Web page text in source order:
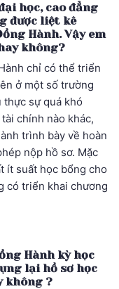
học, cao đẳng
được liệt kê
Hành. Vậy em
không?
chỉ có thể triển
ở một số trường
thực sự quá khó
chính nào khác,
trình bày về hoàn
nộp hồ sơ. Mặc
ít suất học bổng cho
có triển khai chương
Hành kỳ học
lại hồ sơ học
không ?